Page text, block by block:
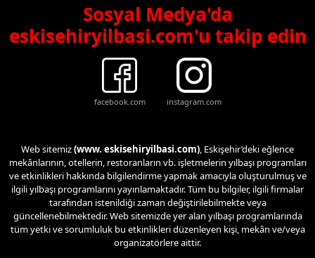
Sosyal Medya'da
eskisehiryilbasi.com'u takip edin
facebook.com instagram.com
Web sitemiz(www. eskisehiryilbasi.com), Eskişehir’deki eğlence
mekânlarının, otellerin, restoranların vb. işletmelerin yılbaşı programları
ve etkinlikleri hakkında bilgilendirme yapmak amacıyla oluşturulmuş ve
ilgili yılbaşı programlarını yayınlamaktadır. Tüm bu bilgiler, ilgili firmalar
tarafından istenildiği zaman değiştirilebilmekte veya
güncellenebilmektedir. Web sitemizde yer alan yılbaşı programlarında
tüm yetki ve sorumluluk bu etkinlikleri düzenleyen kişi, mekân ve/veya
organizatörlere aittir.